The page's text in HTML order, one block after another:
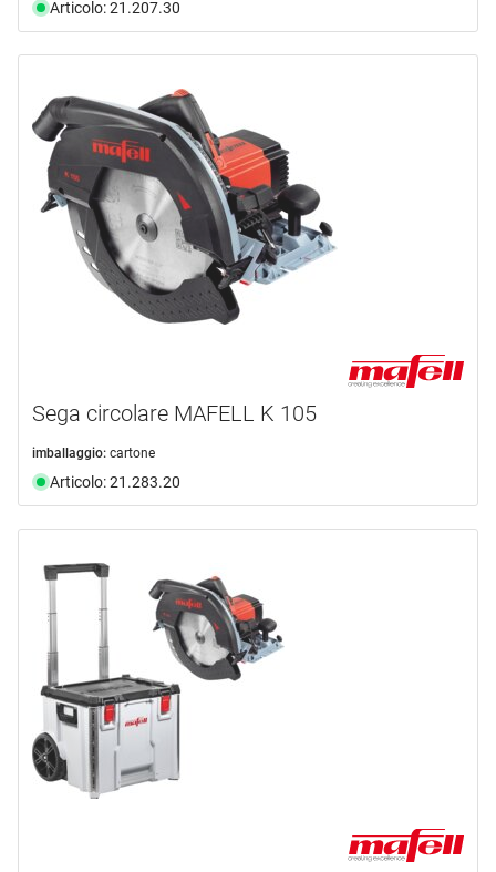
Articolo: 21.207.30
Sega circolare MAFELL K 105
imballaggio: cartone
Articolo: 21.283.20